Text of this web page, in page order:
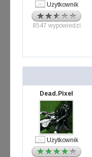
Użytkownik
8547 wypowiedzi
Dead.Pixel
Użytkownik